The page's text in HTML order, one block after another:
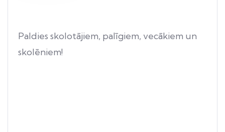
Paldies skolotājiem, palīgiem, vecākiem un
skolēniem!